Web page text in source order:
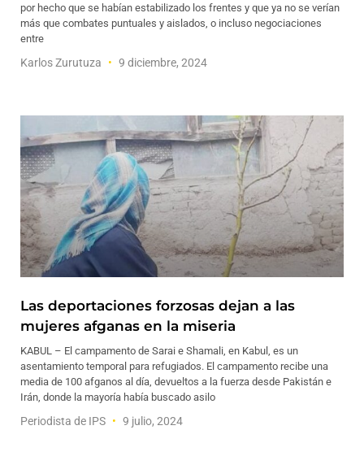
por hecho que se habían estabilizado los frentes y que ya no se verían
más que combates puntuales y aislados, o incluso negociaciones
entre
Karlos Zurutuza 9 diciembre, 2024
Las deportaciones forzosas dejan a las
mujeres afganas en la miseria
KABUL – El campamento de Sarai e Shamali, en Kabul, es un
asentamiento temporal para refugiados. El campamento recibe una
media de 100 afganos al día, devueltos a la fuerza desde Pakistán e
Irán, donde la mayoría había buscado asilo
Periodista de IPS 9 julio, 2024